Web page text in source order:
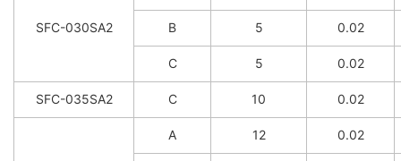
SFC-030SA2 B 5 0.02
C 5 0.02
SFC-035SA2 C 10 0.02
A 12 0.02